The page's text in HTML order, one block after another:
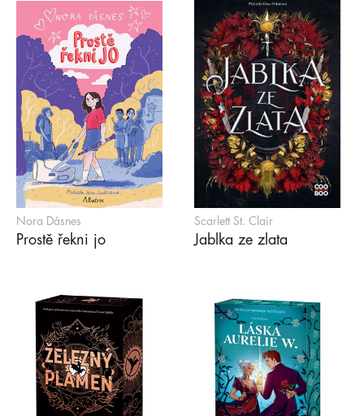
Nora Dåsnes
Prostě řekni jo
Scarlett St. Clair
Jablka ze zlata